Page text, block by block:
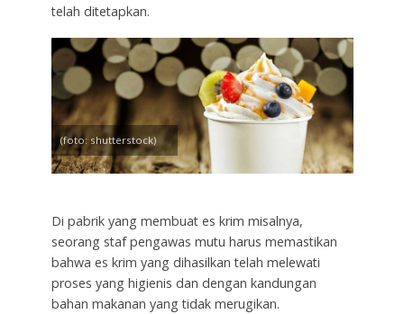
telah ditetapkan.
(foto: shutterstock)
Di pabrik yang membuat es krim misalnya,
seorang staf pengawas mutu harus memastikan
bahwa es krim yang dihasilkan telah melewati
proses yang higienis dan dengan kandungan
bahan makanan yang tidak merugikan.